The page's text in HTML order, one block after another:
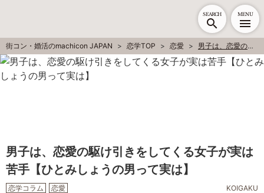
SEARCH MENU
街コン・婚活のmachicon JAPAN 恋学TOP 恋愛 男子は、恋愛の駆け引きをしてくる女子が実は苦手【ひとみしょうの男って実は】
男子は、恋愛の駆け引きをしてくる女子が実は
苦手【ひとみしょうの男って実は】
恋学コラム 恋愛
KOIGAKU